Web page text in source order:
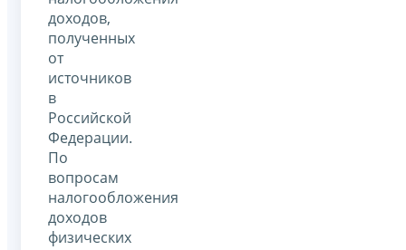
доходов,
полученных
от
источников
в
Российской
Федерации.
По
вопросам
налогообложения
доходов
физических